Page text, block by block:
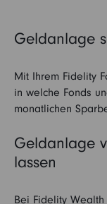
Geldanlage
Mit Ihrem Fidelity
in welche Fonds
monatlichen
Geldanlage
lassen
Bei Fidelity